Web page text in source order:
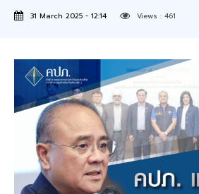
31 March 2025 - 12:14 Views : 461